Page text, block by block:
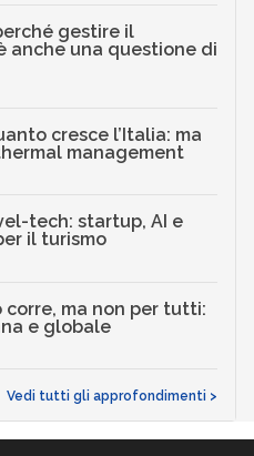
gestire il
anche una questione di
cresce l’Italia: ma
management
tech: startup, AI e
il turismo
corre, ma non per tutti:
e globale
Vedi tutti gli approfondimenti >